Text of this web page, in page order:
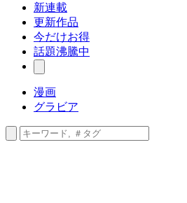
新連載
更新作品
今だけお得
話題沸騰中
漫画
グラビア